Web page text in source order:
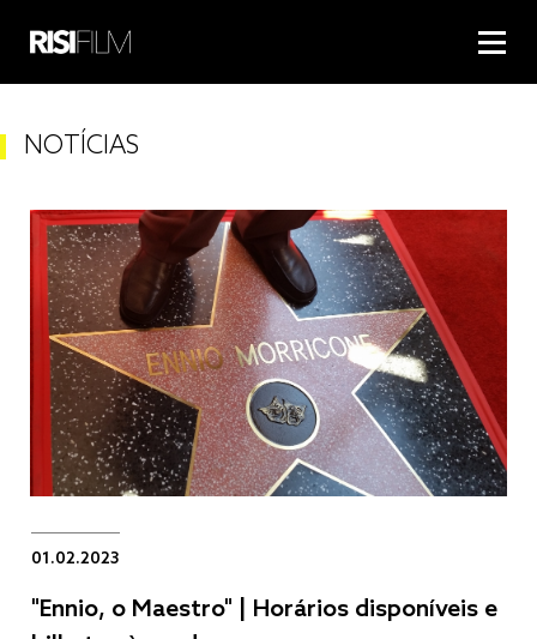
NOTÍCIAS
01.02.2023
"Ennio, o Maestro" | Horários disponíveis e